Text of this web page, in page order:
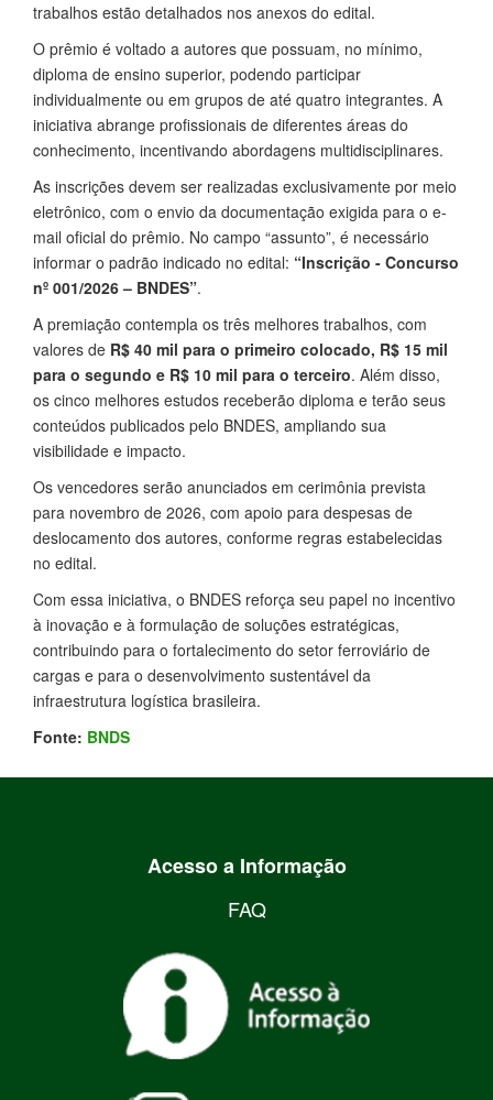
trabalhos estão detalhados nos anexos do edital.
O prêmio é voltado a autores que possuam, no mínimo,
diploma de ensino superior, podendo participar
individualmente ou em grupos de até quatro integrantes. A
iniciativa abrange profissionais de diferentes áreas do
conhecimento, incentivando abordagens multidisciplinares.
As inscrições devem ser realizadas exclusivamente por meio
eletrônico, com o envio da documentação exigida para o e-
mail oficial do prêmio. No campo “assunto”, é necessário
informar o padrão indicado no edital: “Inscrição - Concurso
nº 001/2026 – BNDES”.
A premiação contempla os três melhores trabalhos, com
valores de R$ 40 mil para o primeiro colocado, R$ 15 mil
para o segundo e R$ 10 mil para o terceiro. Além disso,
os cinco melhores estudos receberão diploma e terão seus
conteúdos publicados pelo BNDES, ampliando sua
visibilidade e impacto.
Os vencedores serão anunciados em cerimônia prevista
para novembro de 2026, com apoio para despesas de
deslocamento dos autores, conforme regras estabelecidas
no edital.
Com essa iniciativa, o BNDES reforça seu papel no incentivo
à inovação e à formulação de soluções estratégicas,
contribuindo para o fortalecimento do setor ferroviário de
cargas e para o desenvolvimento sustentável da
infraestrutura logística brasileira.
Fonte: BNDS
Acesso a Informação
FAQ